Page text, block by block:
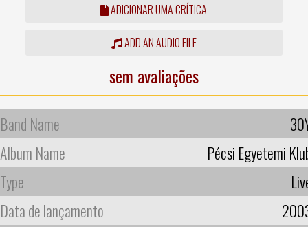
ADICIONAR UMA CRÍTICA
ADD AN AUDIO FILE
sem avaliações
Band Name
Album Name
Pécsi Egyetemi
Type
Data de lançamento